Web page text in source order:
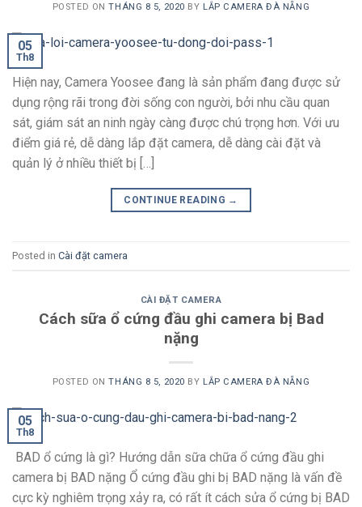
POSTED ONTHÁNG 8 5, 2020 BY LẮP CAMERA ĐÀ NẴNG
05
Th8
Hiện nay, Camera Yoosee đang là sản phẩm đang được sử
dụng rộng rãi trong đời sống con người, bởi nhu cầu quan
sát, giám sát an ninh ngày càng được chú trọng hơn. Với ưu
điểm giá rẻ, dễ dàng lắp đặt camera, dễ dàng cài đặt và
quản lý ở nhiều thiết bị […]
CONTINUE READING →
Posted in Cài đặt camera
CÀI ĐẶT CAMERA
Cách sữa ổ cứng đầu ghi camera bị Bad
nặng
POSTED ONTHÁNG 8 5, 2020 BY LẮP CAMERA ĐÀ NẴNG
05
Th8
BAD ổ cứng là gì? Hướng dẫn sữa chữa ổ cứng đầu ghi
camera bị BAD nặng Ổ cứng đầu ghi bị BAD nặng là vấn đề
cực kỳ nghiêm trọng xảy ra, có rất ít cách sửa ổ cứng bị BAD